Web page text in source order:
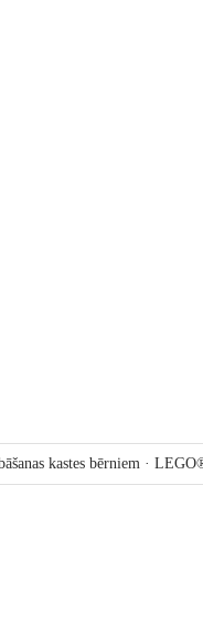
kastes bērniem ·